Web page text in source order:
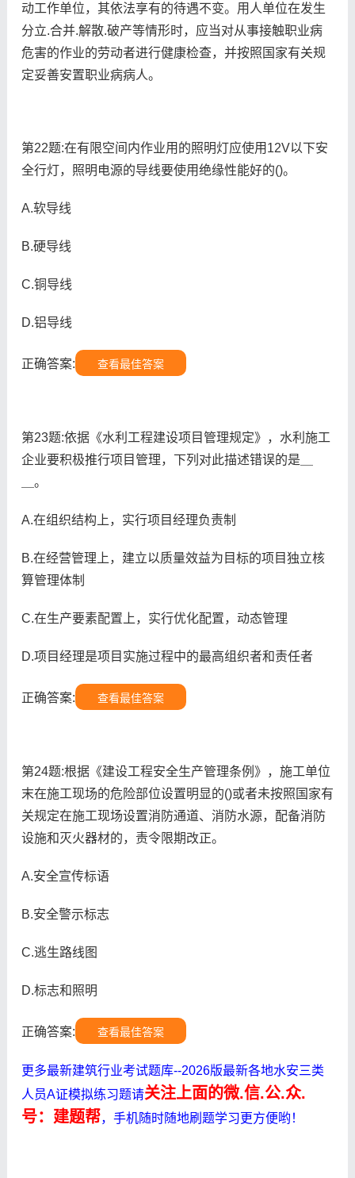
动工作单位，其依法享有的待遇不变。用人单位在发生
分立.合并.解散.破产等情形时，应当对从事接触职业病
危害的作业的劳动者进行健康检查，并按照国家有关规
定妥善安置职业病病人。
第22题:在有限空间内作业用的照明灯应使用12V以下安
全行灯，照明电源的导线要使用绝缘性能好的()。
A.软导线
B.硬导线
C.铜导线
D.铝导线
正确答案: 查看最佳答案
第23题:依据《水利工程建设项目管理规定》，水利施工
企业要积极推行项目管理，下列对此描述错误的是＿
＿。
A.在组织结构上，实行项目经理负责制
B.在经营管理上，建立以质量效益为目标的项目独立核
算管理体制
C.在生产要素配置上，实行优化配置，动态管理
D.项目经理是项目实施过程中的最高组织者和责任者
正确答案: 查看最佳答案
第24题:根据《建设工程安全生产管理条例》，施工单位
末在施工现场的危险部位设置明显的()或者未按照国家有
关规定在施工现场设置消防通道、消防水源，配备消防
设施和灭火器材的，责令限期改正。
A.安全宣传标语
B.安全警示标志
C.逃生路线图
D.标志和照明
正确答案: 查看最佳答案
更多最新建筑行业考试题库--2026版最新各地水安三类
人员A证模拟练习题请关注上面的微.信.公.众.
号：建题帮，手机随时随地刷题学习更方便哟！